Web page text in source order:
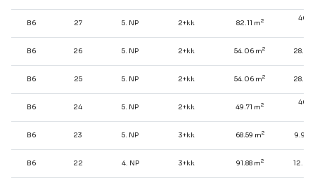
B6 27 5. NP 2+kk 82.11 m2
B6 26 5. NP 2+kk 54.06 m2 28.73
B6 25 5. NP 2+kk 54.06 m2 28.73
B6 24 5. NP 2+kk 49.71 m2
B6 23 5. NP 3+kk 68.59 m2 9.92
B6 22 4. NP 3+kk 91.88 m2 12.69